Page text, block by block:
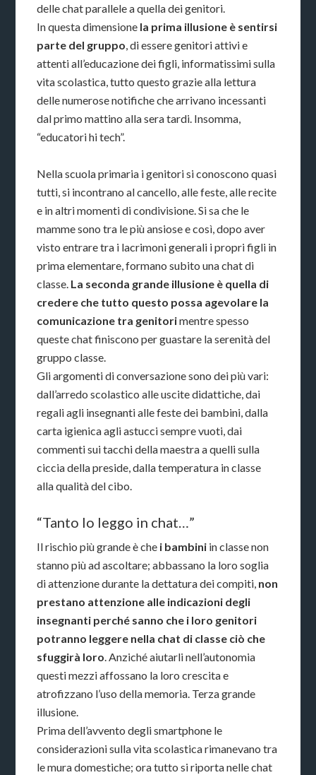
delle chat parallele a quella dei genitori.
In questa dimensione la prima illusione è sentirsi
parte del gruppo, di essere genitori attivi e
attenti all’educazione dei figli, informatissimi sulla
vita scolastica, tutto questo grazie alla lettura
delle numerose notifiche che arrivano incessanti
dal primo mattino alla sera tardi. Insomma,
“educatori hi tech”.
Nella scuola primaria i genitori si conoscono quasi
tutti, si incontrano al cancello, alle feste, alle recite
e in altri momenti di condivisione. Si sa che le
mamme sono tra le più ansiose e così, dopo aver
visto entrare tra i lacrimoni generali i propri figli in
prima elementare, formano subito una chat di
classe. La seconda grande illusione è quella di
credere che tutto questo possa agevolare la
comunicazione tra genitorimentre spesso
queste chat finiscono per guastare la serenità del
gruppo classe.
Gli argomenti di conversazione sono dei più vari:
dall’arredo scolastico alle uscite didattiche, dai
regali agli insegnanti alle feste dei bambini, dalla
carta igienica agli astucci sempre vuoti, dai
commenti sui tacchi della maestra a quelli sulla
ciccia della preside, dalla temperatura in classe
alla qualità del cibo.
“Tanto lo leggo in chat…”
Il rischio più grande è che i bambini in classe non
stanno più ad ascoltare; abbassano la loro soglia
di attenzione durante la dettatura dei compiti, non
prestano attenzione alle indicazioni degli
insegnanti perché sanno che i loro genitori
potranno leggere nella chat di classe ciò che
sfuggirà loro. Anziché aiutarli nell’autonomia
questi mezzi affossano la loro crescita e
atrofizzano l’uso della memoria. Terza grande
illusione.
Prima dell’avvento degli smartphone le
considerazioni sulla vita scolastica rimanevano tra
le mura domestiche; ora tutto si riporta nelle chat